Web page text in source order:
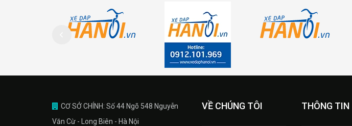
CƠ SỞ CHÍNH: Số 44 Ngõ 548 Nguyễn
Văn Cừ - Long Biên - Hà Nội
VỀ CHÚNG TÔI THÔNG TIN